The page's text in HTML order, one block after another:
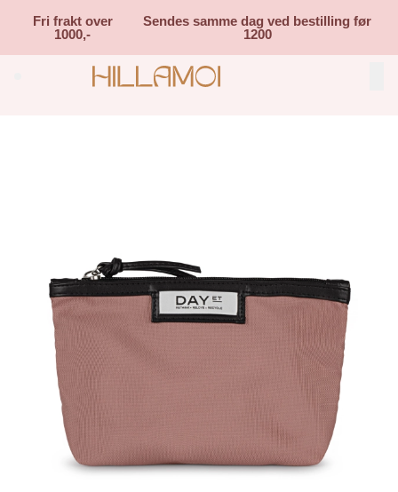
Fri frakt over
1000,-
Sendes samme dag ved bestilling før
1200
Search (⌘K)